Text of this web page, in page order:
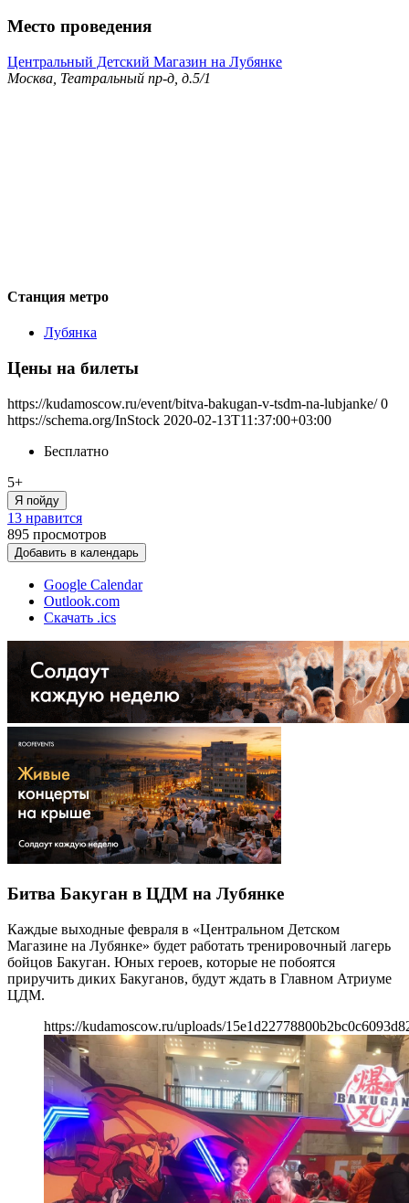
Место проведения
Центральный Детский Магазин на Лубянке
Москва, Театральный пр-д, д.5/1
Станция метро
Лубянка
Цены на билеты
https://kudamoscow.ru/event/bitva-bakugan-v-tsdm-na-lubjanke/ 0
https://schema.org/InStock 2020-02-13T11:37:00+03:00
Бесплатно
5+
Я пойду
13 нравится
895 просмотров
Добавить в календарь
Google Calendar
Outlook.com
Скачать .ics
Битва Бакуган в ЦДМ на Лубянке
Каждые выходные февраля в «Центральном Детском
Магазине на Лубянке» будет работать тренировочный лагерь
бойцов Бакуган. Юных героев, которые не побоятся
приручить диких Бакуганов, будут ждать в Главном Атриуме
ЦДМ.
https://kudamoscow.ru/uploads/